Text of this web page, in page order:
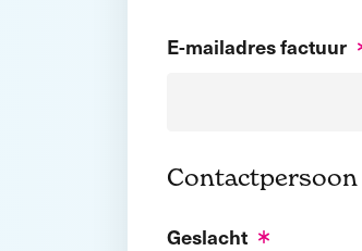
E-mailadres factuur
Contactpersoon
Geslacht